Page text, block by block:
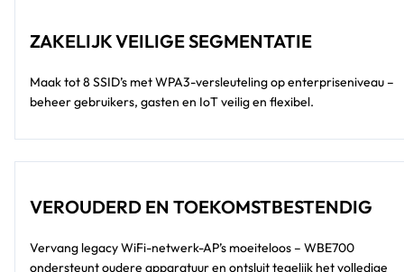
ZAKELIJK VEILIGE SEGMENTATIE
Maak tot 8 SSID’s met WPA3-versleuteling op enterpriseniveau –
beheer gebruikers, gasten en IoT veilig en flexibel.
VEROUDERD EN TOEKOMSTBESTENDIG
Vervang legacy WiFi-netwerk-AP’s moeiteloos – WBE700
ondersteunt oudere apparatuur en ontsluit tegelijk het volledige